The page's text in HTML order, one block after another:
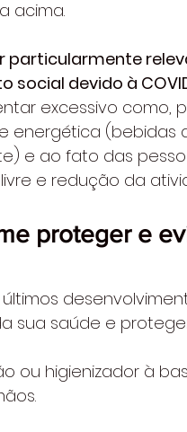
acima.
particularmente
devido à
excessivo como,
energética (bebidas
e ao fato das
e redução da
proteger e
sua saúde e
ou higienizador à